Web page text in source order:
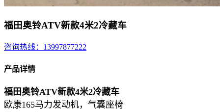
福田奥铃ATV新款4米2冷藏车
咨询热线：13997877222
产品详情
福田奥铃ATV新款4米2冷藏车
欧康165马力发动机，气囊座椅